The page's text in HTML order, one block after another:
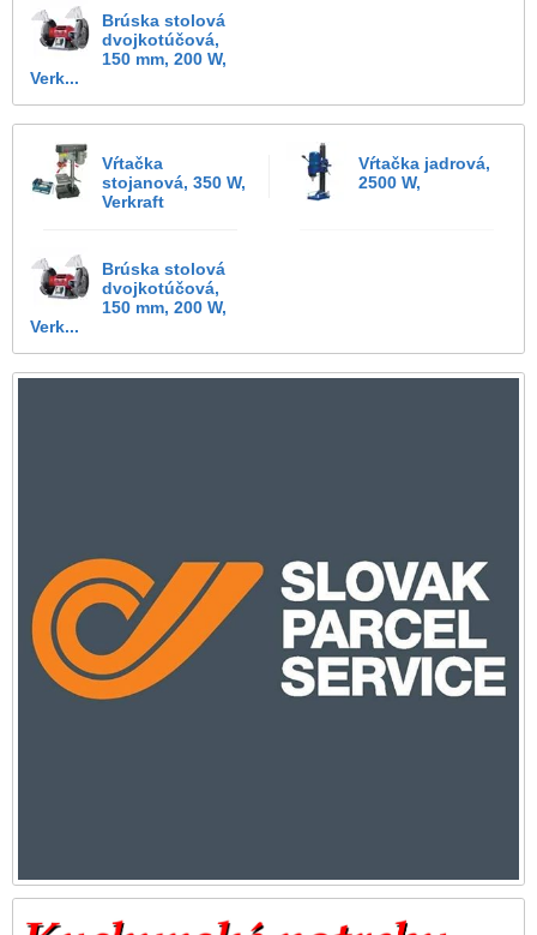
Brúska stolová
dvojkotúčová,
150 mm, 200 W,
Verk...
Vŕtačka
stojanová, 350 W,
Verkraft
Vŕtačka jadrová,
2500 W,
Brúska stolová
dvojkotúčová,
150 mm, 200 W,
Verk...